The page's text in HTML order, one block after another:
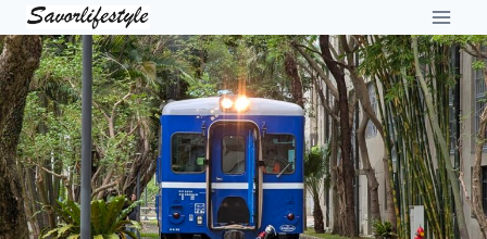
Skip
to
content